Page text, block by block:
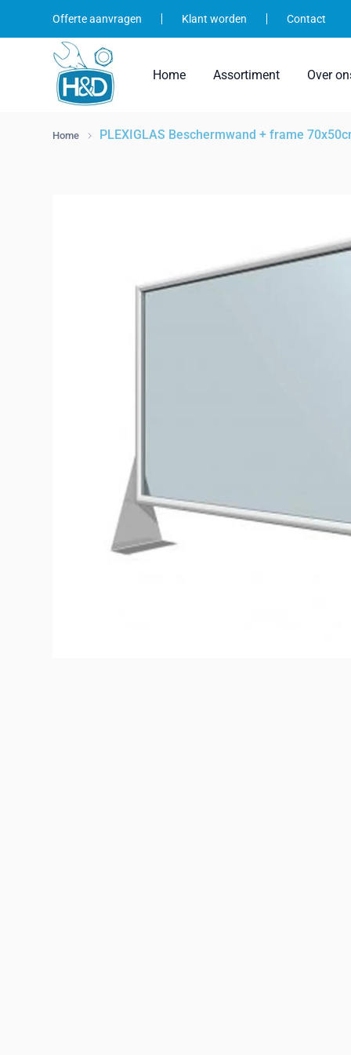
Offerte aanvragen Klant worden Contact
Home Assortiment Over
Home PLEXIGLAS Beschermwand + frame